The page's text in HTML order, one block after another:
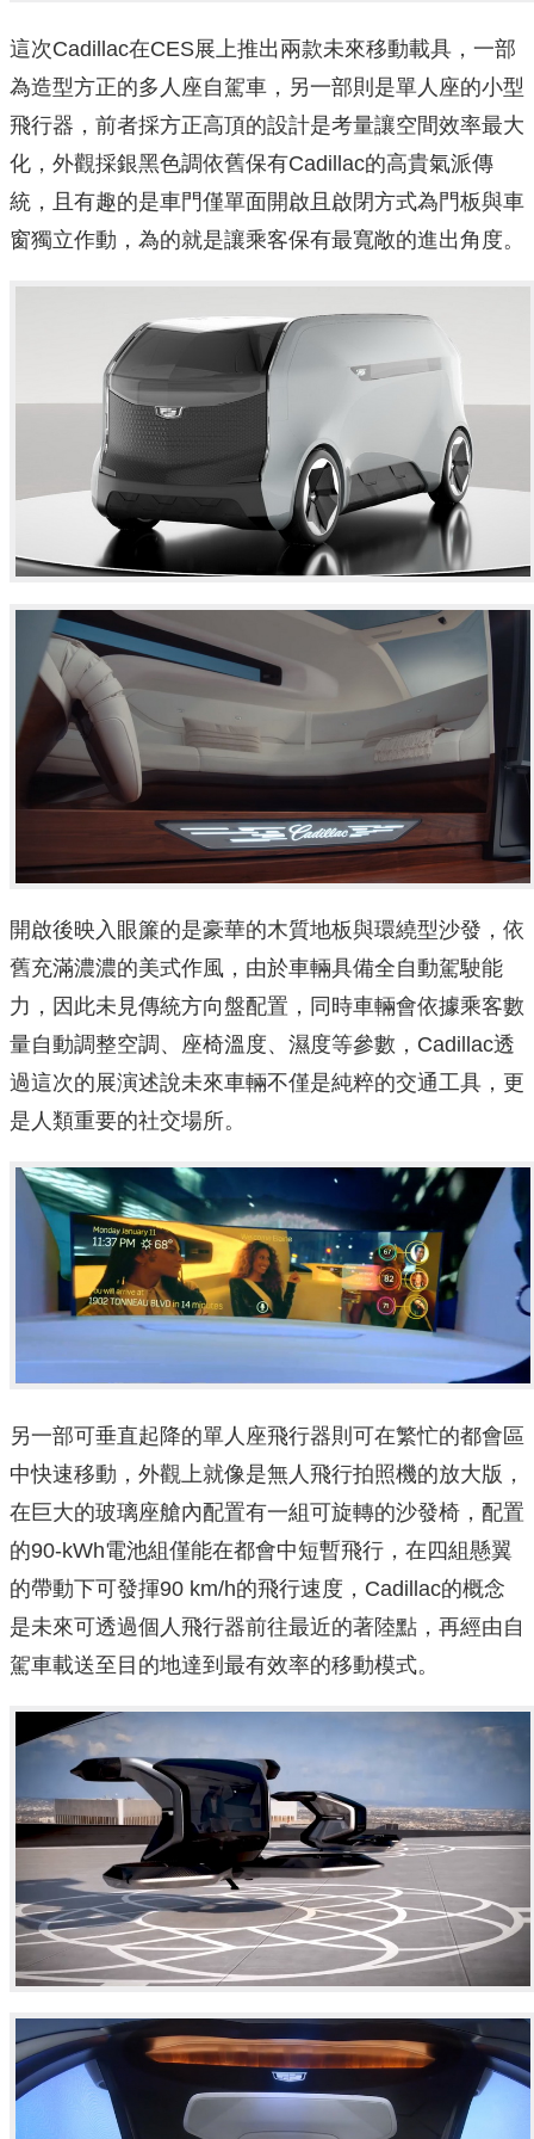
這次Cadillac在CES展上推出兩款未來移動載具，一部
為造型方正的多人座自駕車，另一部則是單人座的小型
飛行器，前者採方正高頂的設計是考量讓空間效率最大
化，外觀採銀黑色調依舊保有Cadillac的高貴氣派傳
統，且有趣的是車門僅單面開啟且啟閉方式為門板與車
窗獨立作動，為的就是讓乘客保有最寬敞的進出角度。
開啟後映入眼簾的是豪華的木質地板與環繞型沙發，依
舊充滿濃濃的美式作風，由於車輛具備全自動駕駛能
力，因此未見傳統方向盤配置，同時車輛會依據乘客數
量自動調整空調、座椅溫度、濕度等參數，Cadillac透
過這次的展演述說未來車輛不僅是純粹的交通工具，更
是人類重要的社交場所。
另一部可垂直起降的單人座飛行器則可在繁忙的都會區
中快速移動，外觀上就像是無人飛行拍照機的放大版，
在巨大的玻璃座艙內配置有一組可旋轉的沙發椅，配置
的90-kWh電池組僅能在都會中短暫飛行，在四組懸翼
的帶動下可發揮90 km/h的飛行速度，Cadillac的概念
是未來可透過個人飛行器前往最近的著陸點，再經由自
駕車載送至目的地達到最有效率的移動模式。